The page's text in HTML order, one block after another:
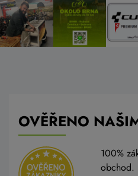
OVĚŘENO
100%
obchod.